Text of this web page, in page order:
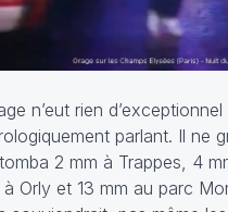
n’eut rien d’exceptionnel
parlant. Il ne
2 mm à Trappes, 4
à Orly et 13 mm au parc